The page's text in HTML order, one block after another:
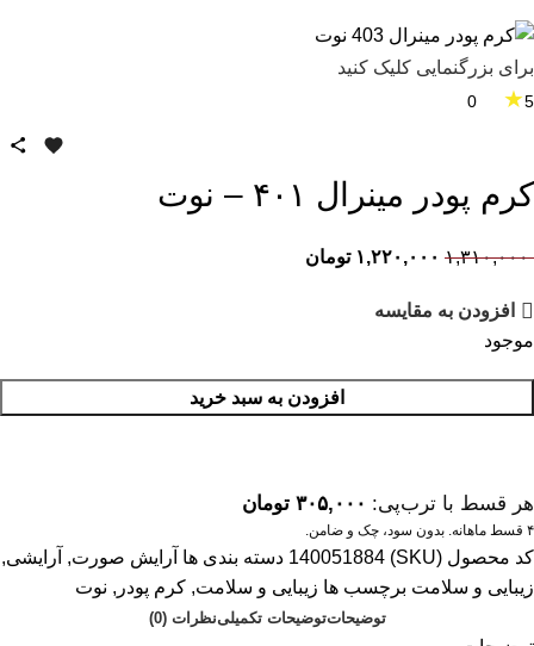
برای بزرگنمایی کلیک کنید
5
★
کرم پودر مینرال ۴۰۱ – نوت
۱,۳۱۰,۰۰۰ ۱,۲۲۰,۰۰۰ تومان
افزودن به مقایسه
موجود
افزودن به سبد خرید
هر قسط با ترب‌پی: ۳۰۵,۰۰۰ تومان
۴ قسط ماهانه. بدون سود، چک و ضامن.
کد محصول (SKU) 140051884 دسته بندی ها آرایش صورت, آرایشی,
زیبایی و سلامت برچسب ها زیبایی و سلامت, کرم پودر , نوت
توضیحاتتوضیحات تکمیلینظرات (0)